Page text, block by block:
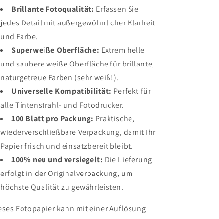
Brillante Fotoqualität: Erfassen Sie
jedes Detail mit außergewöhnlicher Klarheit
und Farbe.
Superweiße Oberfläche: Extrem helle
und saubere weiße Oberfläche für brillante,
naturgetreue Farben (sehr weiß!).
Universelle Kompatibilität: Perfekt für
alle Tintenstrahl- und Fotodrucker.
100 Blatt pro Packung: Praktische,
wiederverschließbare Verpackung, damit Ihr
Papier frisch und einsatzbereit bleibt.
100% neu und versiegelt: Die Lieferung
erfolgt in der Originalverpackung, um
höchste Qualität zu gewährleisten.
Fotopapier kann mit einer Auflösung